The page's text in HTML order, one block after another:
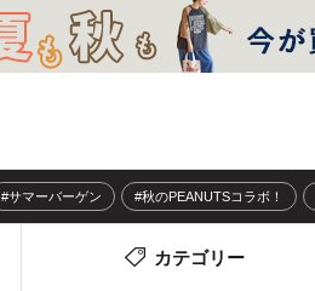
#サマーバーゲン #秋のPEANUTSコラボ！
カテゴリー